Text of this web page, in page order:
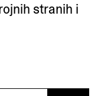
stranih i